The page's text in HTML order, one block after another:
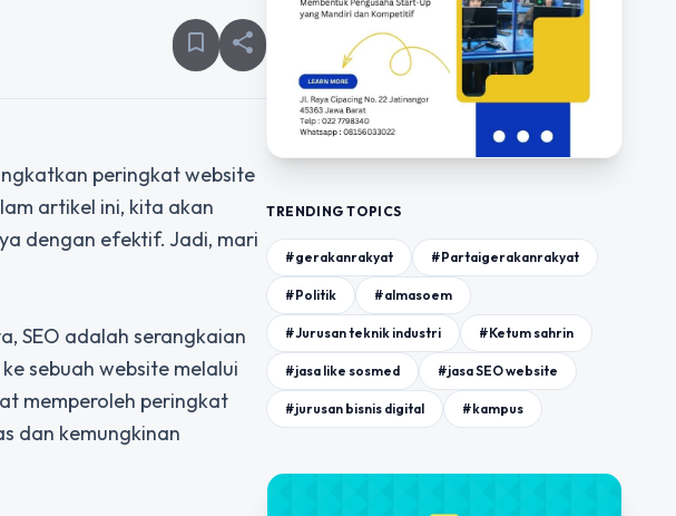
bookmark_border share
peringkat website
artikel ini, kita akan
dengan efektif. Jadi, mari
SEO adalah serangkaian
sebuah website melalui
memperoleh peringkat
dan kemungkinan
TRENDING TOPICS
#gerakanrakyat #Partaigerakanrakyat
#Politik #almasoem
#Jurusan teknik industri #Ketum sahrin
#jasa like sosmed #jasa SEO website
#jurusan bisnis digital #kampus